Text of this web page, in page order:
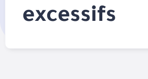
excessifs